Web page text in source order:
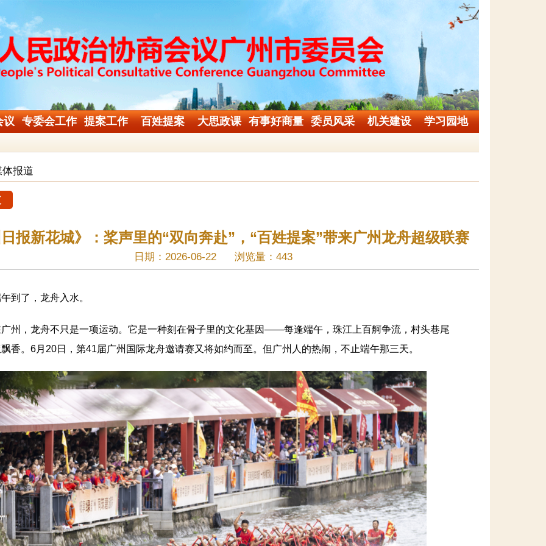
议 专委会工作 提案工作 百姓提案 大思政课 有事好商量 委员风采 机关建设 学习园地
体报道
日报新花城》：桨声里的“双向奔赴”，“百姓提案”带来广州龙舟超级联赛
日期：2026-06-22 浏览量：443
了，龙舟入水。
，龙舟不只是一项运动。它是一种刻在骨子里的文化基因——每逢端午，珠江上百舸争流，村头巷尾
香。6月20日，第41届广州国际龙舟邀请赛又将如约而至。但广州人的热闹，不止端午那三天。